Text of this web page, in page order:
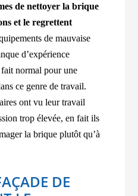
de nettoyer la brique
et le regrettent
de mauvaise
d’expérience
normal pour une
ce genre de travail.
ont vu leur travail
trop élevée, en fait ils
la brique plutôt qu’à
DE